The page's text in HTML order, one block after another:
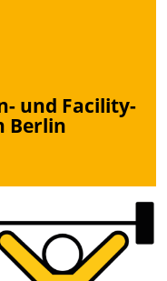
und Facility-
Berlin